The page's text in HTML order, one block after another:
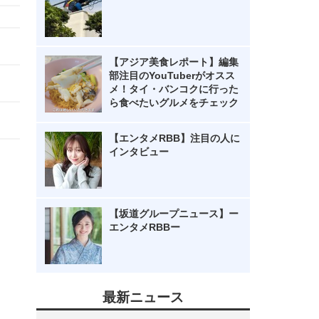
【アジア美食レポート】編集
部注目のYouTuberがオスス
メ！タイ・バンコクに行った
ら食べたいグルメをチェック
【エンタメRBB】注目の人に
インタビュー
【坂道グループニュース】ー
エンタメRBBー
最新ニュース